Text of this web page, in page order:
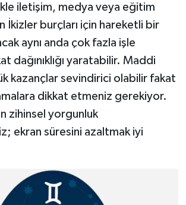
iletişim, medya veya eğitim
İkizler burçları için hareketli bir
aynı anda çok fazla işle
dağınıklığı yaratabilir. Maddi
kazançlar sevindirici olabilir fakat
dikkat etmeniz gerekiyor.
zihinsel yorgunluk
ekran süresini azaltmak iyi